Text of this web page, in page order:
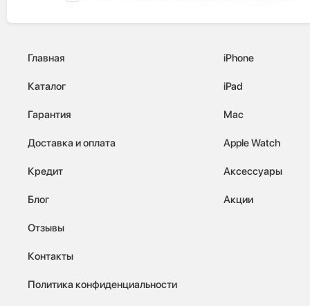
Главная
Каталог
Гарантия
Доставка и оплата
Кредит
Блог
Отзывы
Контакты
Политика конфиденциальности
iPhone
iPad
Mac
Apple Watch
Аксессуары
Акции